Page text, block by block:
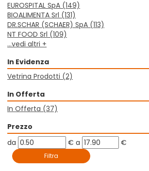
EUROSPITAL SpA (149)
BIOALIMENTA Srl (131)
DR.SCHAR (SCHAER) SpA (113)
NT FOOD Srl (109)
...vedi altri +
In Evidenza
Vetrina Prodotti (2)
In Offerta
In Offerta (37)
Prezzo
filtra
da
da € filtra
a
a €